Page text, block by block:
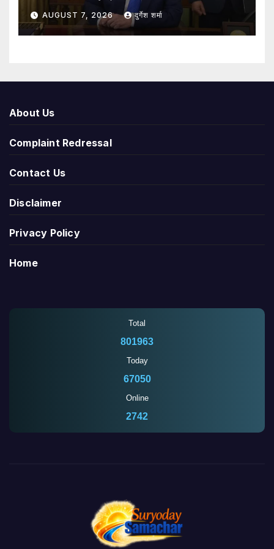
AUGUST 7, 2026 दुर्गेश शर्मा
About Us
Complaint Redressal
Contact Us
Disclaimer
Privacy Policy
Home
Total
801963
Today
67050
Online
2744